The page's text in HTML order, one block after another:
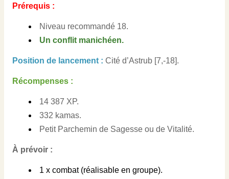
Prérequis :
Niveau recommandé 18.
Un conflit manichéen.
Position de lancement : Cité d’Astrub [7,-18].
Récompenses :
14 387 XP.
332 kamas.
Petit Parchemin de Sagesse ou de Vitalité.
À prévoir :
1 x combat (réalisable en groupe).